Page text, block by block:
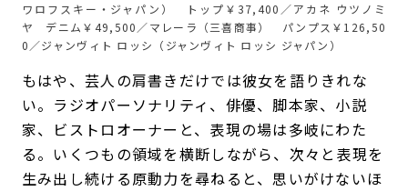
ワロフスキー・ジャパン） トップ￥37,400／アカネ ウツノミ
ヤ デニム￥49,500／マレーラ（三喜商事） パンプス￥126,50
0／ジャンヴィト ロッシ（ジャンヴィト ロッシ ジャパン）
もはや、芸人の肩書きだけでは彼女を語りきれな
い。ラジオパーソナリティ、俳優、脚本家、小説
家、ビストロオーナーと、表現の場は多岐にわた
る。いくつもの領域を横断しながら、次々と表現を
生み出し続ける原動力を尋ねると、思いがけないほ